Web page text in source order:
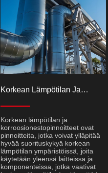
Korkean Lämpötilan Ja
Pinnoitteet
Korkean lämpötilan ja
korroosionestopinnoitteet ovat
pinnoitteita, jotka voivat ylläpitää
hyvää suorituskykyä korkean
lämpötilan ympäristöissä, joita
käytetään yleensä laitteissa ja
komponenteissa, jotka vaativat